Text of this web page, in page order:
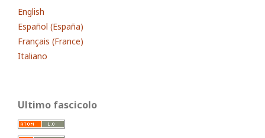
English
Español (España)
Français (France)
Italiano
Ultimo fascicolo